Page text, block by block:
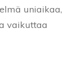
uniaikaa,
vaikuttaa